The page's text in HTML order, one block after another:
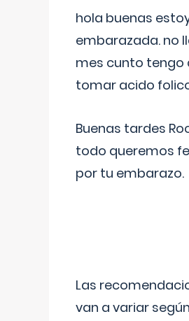
hola buenas
embarazada. no
mes cunto tengo
tomar acido
Buenas tardes
todo queremos
por tu embarazo.
Las
van a variar